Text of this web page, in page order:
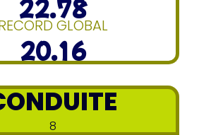
22.78
GLOBAL
20.16
8